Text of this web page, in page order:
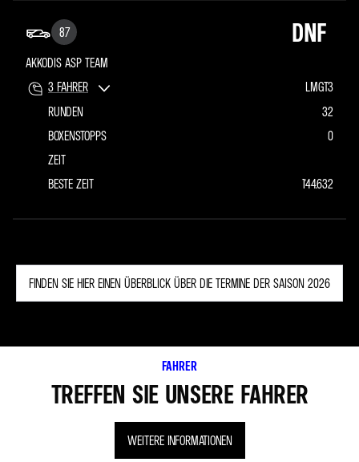
DNF
87
3 FAHRER
AKKODIS ASP TEAM
LMGT3
32
0
1'44.632
RUNDEN
BOXENSTOPPS
ZEIT
BESTE ZEIT
FINDEN SIE HIER EINEN ÜBERBLICK ÜBER DIE TERMINE DER SAISON 2026
FAHRER
TREFFEN SIE UNSERE FAHRER
WEITERE INFORMATIONEN